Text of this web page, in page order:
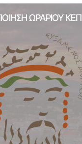
ΩΡΑΡΙΟΥ ΚΕΠ